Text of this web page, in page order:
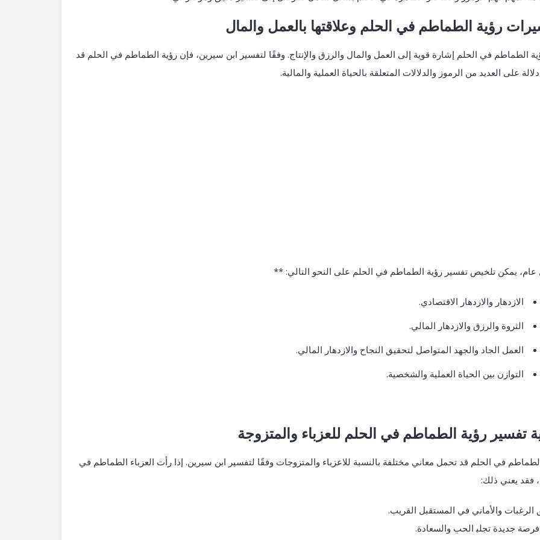
رؤية الطماطم في الحلم وعلاقتها بالعمل ⁤والمال
الطماطم في الحلم⁤ إشارة قوية إلى العمل والمال والرزق والإنتاج. وفقًا لتفسير ابن سيرين، فإن رؤية الطماطم في الحلم قد
على العديد من⁢ الرموز والدلالات المتعلقة بالحياة ⁣العملية والمالية.
⁢يمكن تلخيص تفسير ‌رؤية الطماطم ‌في ⁤الحلم على ⁤النحو ⁣التالي: **
الازدهار والازدهار ⁣الاقتصادي.
الثروة والرزق والازدهار المالي.
العمل الجاد ⁢والجهد المتواصل لتحقيق النجاح والازدهار المالي.
التوازن بين الحياة العملية والشخصية.
تفسير رؤية الطماطم في الحلم للعزباء والمتزوجة
في الحلم قد تحمل معاني مختلفة بالنسبة للاعزباء والمتزوجات وفقًا لتفسير ابن سيرين. إذا رأت العزباء الطماطم في
فقد يعني ذلك:
الرغبات والأماني في المستقبل القريب.
جديدة تجلب‍ الحب والسعادة.